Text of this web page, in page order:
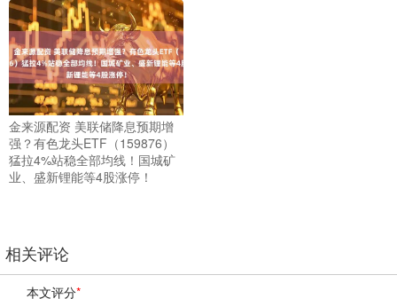
金来源配资 美联储降息预期增
强？有色龙头ETF（159876）
猛拉4%站稳全部均线！国城矿
业、盛新锂能等4股涨停！
相关评论
本文评分*